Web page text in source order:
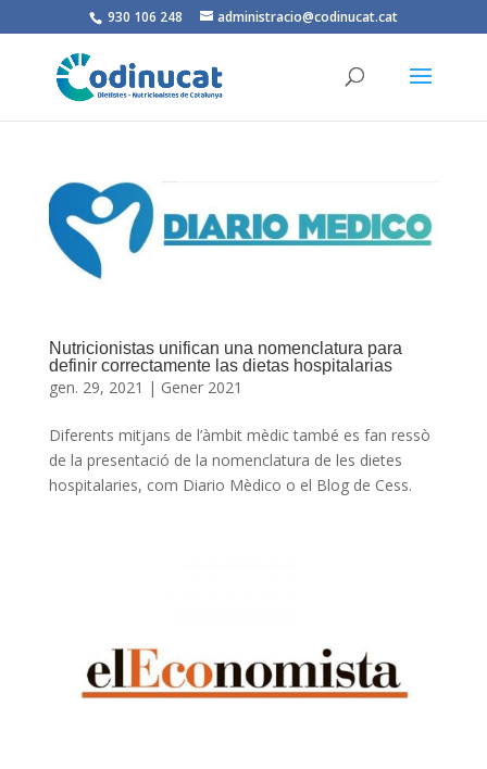
930 106 248 administracio@codinucat.cat
Nutricionistas unifican una nomenclatura para
definir correctamente las dietas hospitalarias
gen. 29, 2021 | Gener 2021
Diferents mitjans de l’àmbit mèdic també es fan ressò
de la presentació de la nomenclatura de les dietes
hospitalaries, com Diario Mèdico o el Blog de Cess.